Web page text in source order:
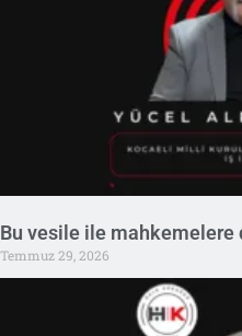
Bu vesile ile mahkemelere
Temmuz 29, 2026